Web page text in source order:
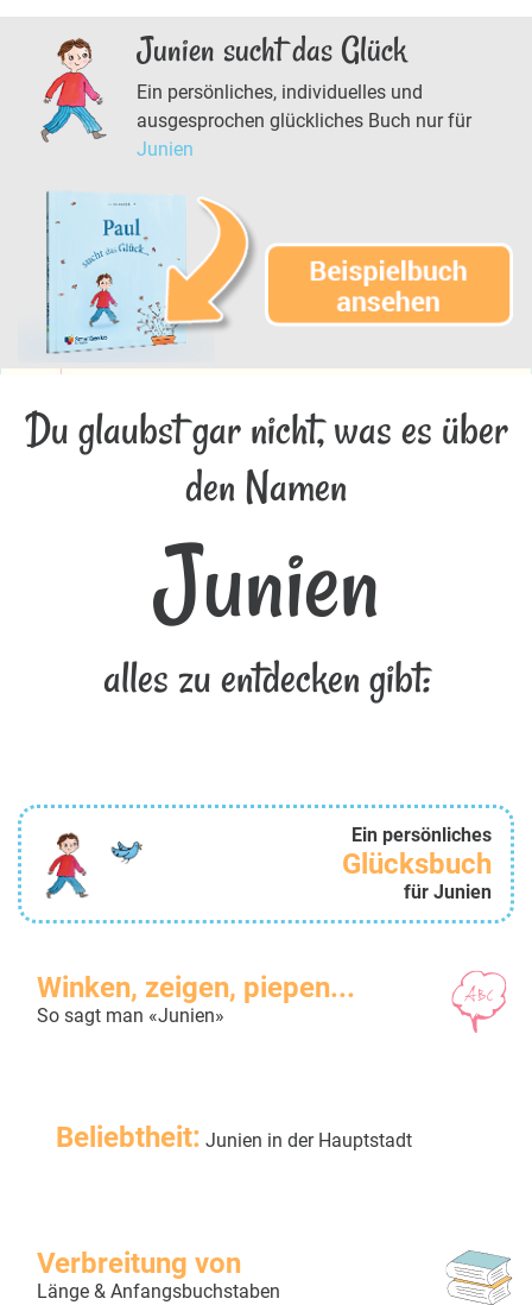
Junien sucht das Glück
Ein persönliches, individuelles und
ausgesprochen glückliches Buch nur für
Junien
Du glaubst gar nicht, was es über
den Namen
Junien
alles zu entdecken gibt:
Ein persönliches
Glücksbuch
für Junien
Winken, zeigen, piepen...
So sagt man «Junien»
Beliebtheit: Junien in der Hauptstadt
Verbreitung von
Länge & Anfangsbuchstaben